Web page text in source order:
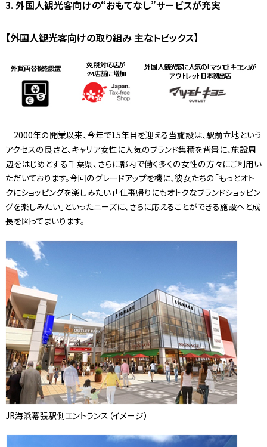
3. 外国人観光客向けの“おもてなし”サービスが充実
【外国人観光客向けの取り組み 主なトピックス】
2000年の開業以来、今年で15年目を迎える当施設は、駅前立地という
アクセスの良さと、キャリア女性に人気のブランド集積を背景に、施設周
辺をはじめとする千葉県、さらに都内で働く多くの女性の方々にご利用い
ただいております。今回のグレードアップを機に、彼女たちの「もっとオト
クにショッピングを楽しみたい」「仕事帰りにもオトクなブランドショッピン
グを楽しみたい」といったニーズに、さらに応えることができる施設へと成
長を図ってまいります。
JR海浜幕張駅側エントランス（イメージ）